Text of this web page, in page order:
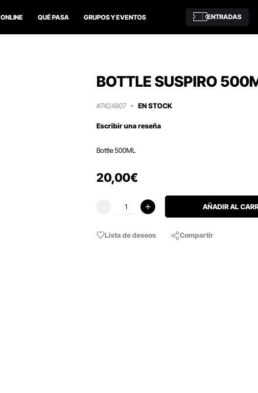
QUÉ PASA GRUPOS Y EVENTOS ENTRADAS
BOTTLE SUSPIRO
#7424807 EN STOCK
Escribir una reseña
Bottle 500ML
20,00€
AÑADIR AL
Lista de deseos Compartir